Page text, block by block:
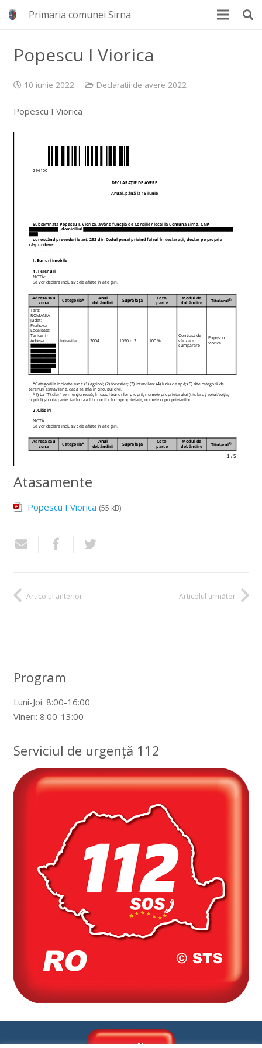
Primaria comunei Sirna
Popescu I Viorica
10 iunie 2022 Declaratii de avere 2022
Popescu I Viorica
Atasamente
Popescu I Viorica (55 kB)
Articolul anterior Articolul următor
Program
Luni-Joi: 8:00-16:00
Vineri: 8:00-13:00
Serviciul de urgență 112